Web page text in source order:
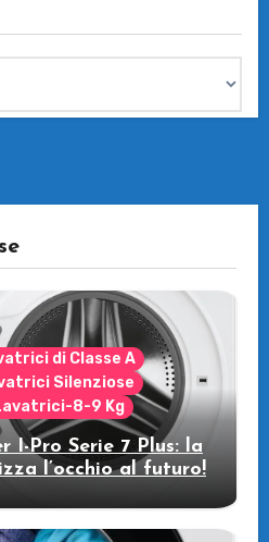
di Classe A
Silenziose
8-9 Kg
I-Pro Serie 7 Plus: la
l’occhio al futuro!